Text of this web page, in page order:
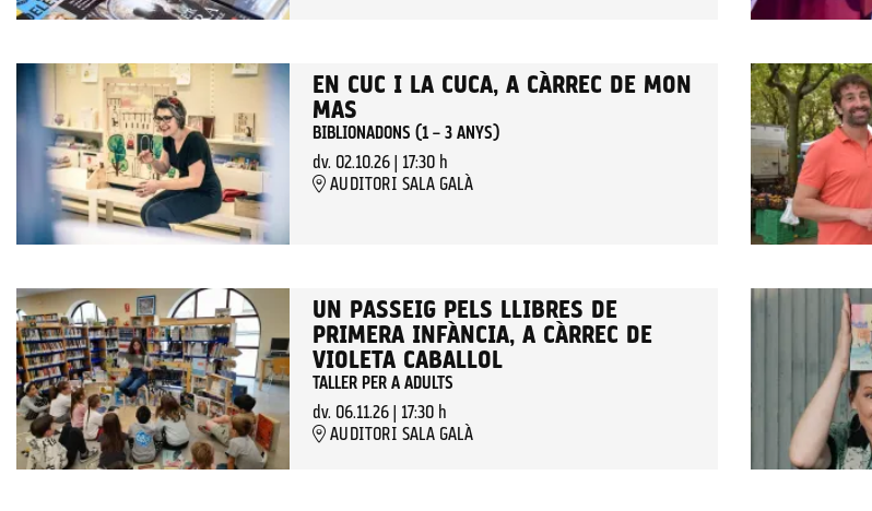
EN CUC I LA CUCA, A CÀRREC DE MON
MAS
BIBLIONADONS (1 – 3 ANYS)
dv. 02.10.26| 17:30 h
AUDITORI SALA GALÀ
UN PASSEIG PELS LLIBRES DE
PRIMERA INFÀNCIA, A CÀRREC DE
VIOLETA CABALLOL
TALLER PER A ADULTS
dv. 06.11.26| 17:30 h
AUDITORI SALA GALÀ